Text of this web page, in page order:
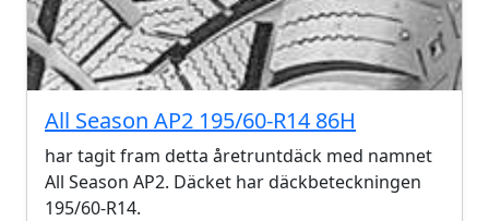
All Season AP2 195/60-R14 86H
har tagit fram detta åretruntdäck med namnet
All Season AP2. Däcket har däckbeteckningen
195/60-R14.